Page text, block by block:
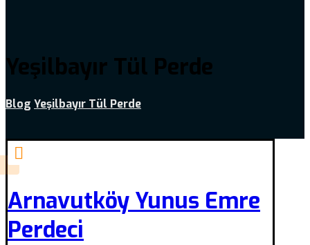
Yeşilbayır Tül Perde
Blog Yeşilbayır Tül Perde
Arnavutköy Yunus Emre
Perdeci